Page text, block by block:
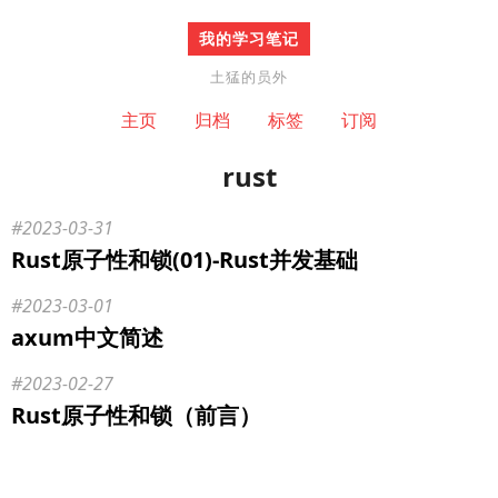
我的学习笔记
土猛的员外
主页 归档 标签 订阅
rust
2023-03-31
Rust原子性和锁(01)-Rust并发基础
2023-03-01
axum中文简述
2023-02-27
Rust原子性和锁（前言）